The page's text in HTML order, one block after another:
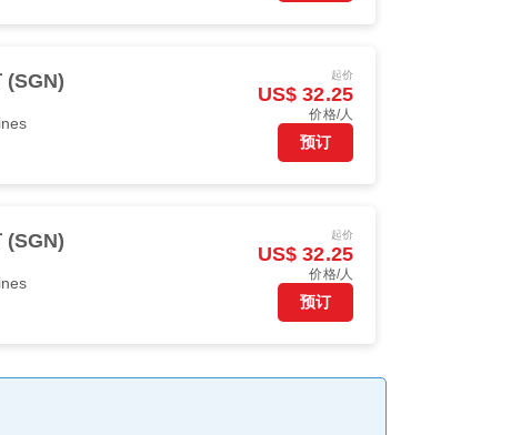
(SGN) 起价
US$ 32.25
价格/人
预订
(SGN) 起价
US$ 32.25
价格/人
预订